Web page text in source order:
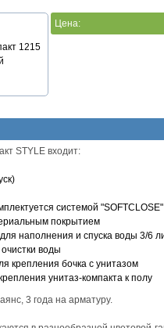
Цена:
STYLE входит:
системой
покрытием
наполнения и спуска воды 3/6
воды
крепления бочка с унитазом
унитаз-компакта к полу
3 года на арматуру.